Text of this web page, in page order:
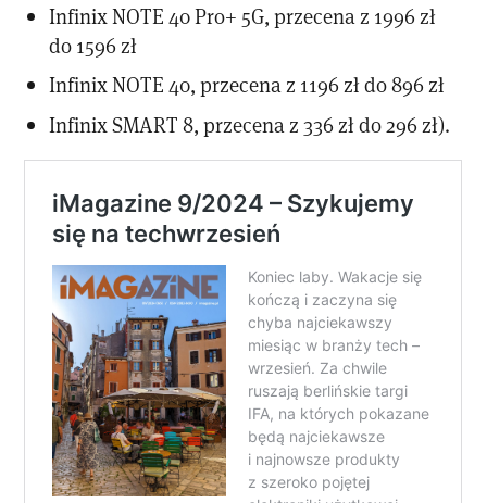
Infinix NOTE 40 Pro+ 5G, przecena z 1996 zł
do 1596 zł
Infinix NOTE 40, przecena z 1196 zł do 896 zł
Infinix SMART 8, przecena z 336 zł do 296 zł).